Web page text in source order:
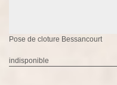
Pose de cloture Bessancourt
indisponible